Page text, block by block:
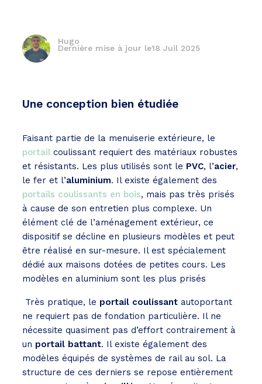
Hugo
Dernière mise à jour le18 Juil 2025
Une conception bien étudiée
Faisant partie de la menuiserie extérieure, le
portail coulissant requiert des matériaux robustes
et résistants. Les plus utilisés sont le PVC, l’acier,
le fer et l’aluminium. Il existe également des
portails coulissants en bois, mais pas très prisés
à cause de son entretien plus complexe. Un
élément clé de l’aménagement extérieur, ce
dispositif se décline en plusieurs modèles et peut
être réalisé en sur-mesure. Il est spécialement
dédié aux maisons dotées de petites cours. Les
modèles en aluminium sont les plus prisés
Très pratique, le portail coulissant autoportant
ne requiert pas de fondation particulière. Il ne
nécessite quasiment pas d’effort contrairement à
un portail battant. Il existe également des
modèles équipés de systèmes de rail au sol. La
structure de ces derniers se repose entièrement